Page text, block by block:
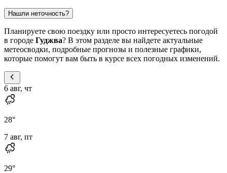
Нашли неточность?
Планируете свою поездку или просто интересуетесь погодой
в городе Гуджва? В этом разделе вы найдете актуальные
метеосводки, подробные прогнозы и полезные графики,
которые помогут вам быть в курсе всех погодных изменений.
6 авг, чт
28°
7 авг, пт
29°